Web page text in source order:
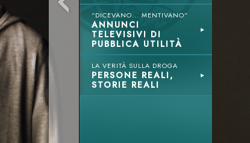
“DICEVANO... MENTIVANO”
ANNUNCI
TELEVISIVI DI
PUBBLICA UTILITÀ
LA VERITÀ SULLA DROGA
PERSONE REALI,
STORIE REALI